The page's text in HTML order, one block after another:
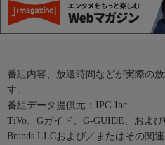
番組内容、放送時間などが実際の
す。
番組データ提供元：IPG Inc.
TiVo、Gガイド、G-GUIDE、およ
Brands LLCおよび／またはその関